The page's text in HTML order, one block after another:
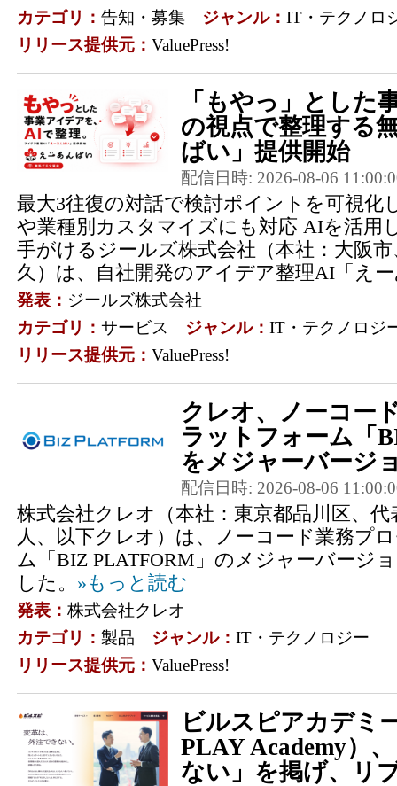
カテゴリ： 告知・募集 ジャンル： IT・テクノロ
リリース提供元： ValuePress!
「もやっ」とした
の視点で整理する
ばい」提供開始
配信日時: 2026-08-06
最大3往復の対話で検討ポイントを可視化
や業種別カスタマイズにも対応 AIを活用
手がけるジールズ株式会社（本社：大阪
久）は、自社開発のアイデア整理AI「え
発表： ジールズ株式会社
カテゴリ： サービス ジャンル： IT・テクノロジ
リリース提供元： ValuePress!
クレオ、ノーコー
ラットフォーム「
をメジャーバージ
配信日時: 2026-08-06
株式会社クレオ（本社：東京都品川区、
人、以下クレオ）は、ノーコード業務プ
ム「BIZ PLATFORM」のメジャーバージ
した。 »もっと読む
発表： 株式会社クレオ
カテゴリ： 製品 ジャンル： IT・テクノロジー
リリース提供元： ValuePress!
ビルスピアカデミ
PLAY Academy）
ない」を掲げ、リ